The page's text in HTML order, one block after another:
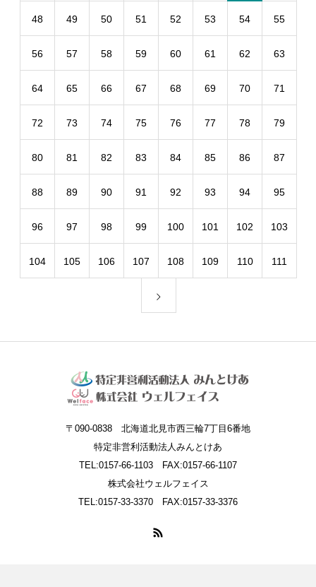
48 49 50 51 52 53 54 55
56 57 58 59 60 61 62 63
64 65 66 67 68 69 70 71
72 73 74 75 76 77 78 79
80 81 82 83 84 85 86 87
88 89 90 91 92 93 94 95
96 97 98 99 100 101 102 103
104 105 106 107 108 109 110 111
〒090-0838 北海道北見市西三輪7丁目6番地
特定非営利活動法人みんとけあ
TEL:0157-66-1103 FAX:0157-66-1107
株式会社ウェルフェイス
TEL:0157-33-3370 FAX:0157-33-3376